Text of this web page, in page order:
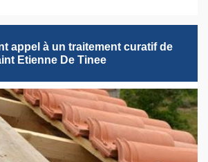
appel à un traitement curatif de
Etienne De Tinee